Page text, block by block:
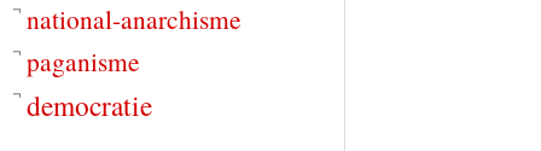
national-anarchisme
paganisme
democratie